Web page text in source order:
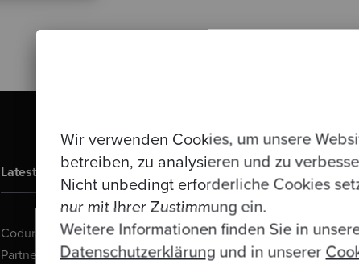
Wir verwenden Cookies, um unsere
betreiben, zu analysieren und zu
Nicht unbedingt erforderliche Cookies
nur mit Ihrer Zustimmung ein.
Weitere Informationen finden Sie in
Datenschutzerklärung und in unserer
Latest Blogs
Codurance Joins Anthropic’s Claude
Partner Network
Impressum